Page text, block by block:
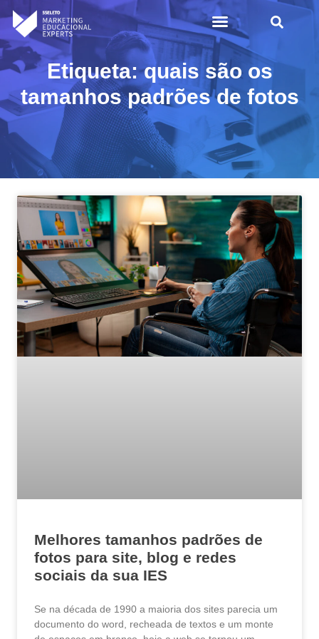
Etiqueta: quais são os
tamanhos padrões de fotos
Melhores tamanhos padrões de
fotos para site, blog e redes
sociais da sua IES
Se na década de 1990 a maioria dos sites parecia um
documento do word, recheada de textos e um monte